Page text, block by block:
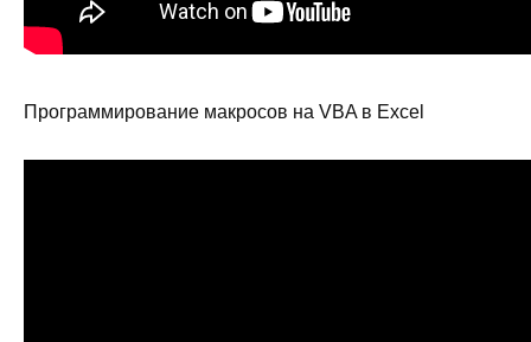
Программирование макросов на VBA в Excel